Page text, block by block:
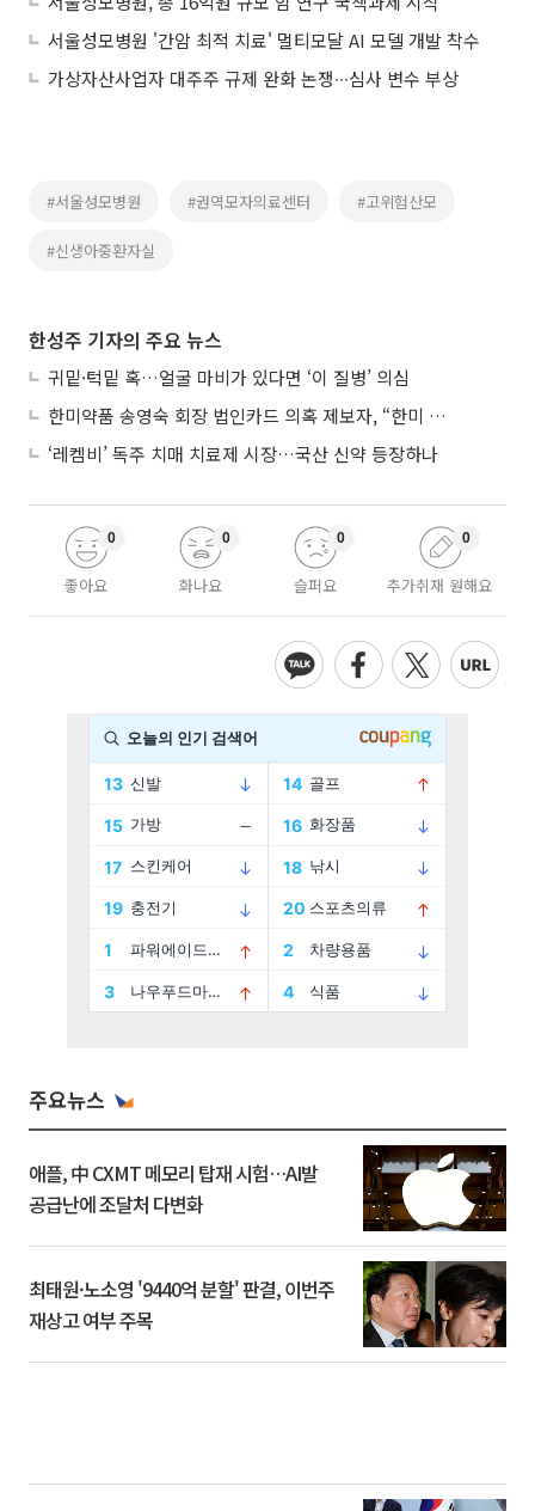
서울성모병원 '간암 최적 치료' 멀티모달 AI 모델 개발 착수
가상자산사업자 대주주 규제 완화 논쟁∙∙∙심사 변수 부상
#서울성모병원 #권역모자의료센터 #고위험산모
#신생아중환자실
한성주 기자의 주요 뉴스
귀밑·턱밑 혹…얼굴 마비가 있다면 ‘이 질병’ 의심
한미약품 송영숙 회장 법인카드 의혹 제보자, “한미 잘 되기 바라는 마음”
‘레켐비’ 독주 치매 치료제 시장…국산 신약 등장하나
좋아요
0
화나요
0
슬퍼요
0
추가취재 원해요
0
주요뉴스
애플, 中 CXMT 메모리 탑재 시험…AI발
공급난에 조달처 다변화
최태원·노소영 '9440억 분할' 판결, 이번주
재상고 여부 주목